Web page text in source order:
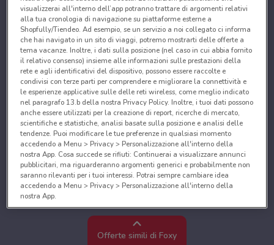
Offerte simili di Foxy
visualizzerai all'interno dell’app potranno trattare di argomenti relativi
alla tua cronologia di navigazione su piattaforme esterne a
Shopfully/Tiendeo. Ad esempio, se un servizio a noi collegato ci informa
che hai navigato in un sito di viaggi, potremo mostrarti delle offerte a
tema vacanze. Inoltre, i dati sulla posizione (nel caso in cui abbia fornito
il relativo consenso) insieme alle informazioni sulle prestazioni della
rete e agli identificativi del dispositivo, possono essere raccolte e
condivisi con terze parti per comprendere e migliorare la connettività e
le esperienze applicative sulle delle reti wireless, come meglio indicato
nel paragrafo 13.b della nostra Privacy Policy. Inoltre, i tuoi dati possono
anche essere utilizzati per la creazione di report, ricerche di mercato,
scientifiche e statistiche, analisi basate sulla posizione e analisi delle
tendenze. Puoi modificare le tue preferenze in qualsiasi momento
accedendo a Menu > Privacy > Personalizzazione all'interno della
nostra App. Cosa succede se rifiuti: Continuerai a visualizzare annunci
pubblicitari, ma riguarderanno argomenti generici e probabilmente non
saranno rilevanti per i tuoi interessi. Potrai sempre cambiare idea
accedendo a Menu > Privacy > Personalizzazione all'interno della
nostra App.
Noi e i nostri partner trattiamo i dati per fornire:
Utilizzare dati di geolocalizzazione precisi. Scansione attiva delle
caratteristiche del dispositivo ai fini dell’identificazione. Archiviare